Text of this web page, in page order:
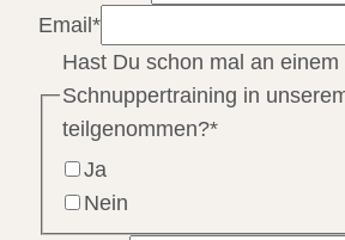
Email*
Hast Du schon mal an einem
Schnuppertraining in
teilgenommen?*
Ja
Nein